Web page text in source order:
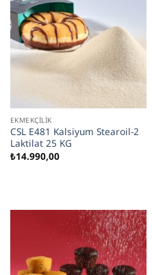
EKMEKÇILIK
CSL E481 Kalsiyum Stearoil-2
Laktilat 25 KG
₺14.990,00